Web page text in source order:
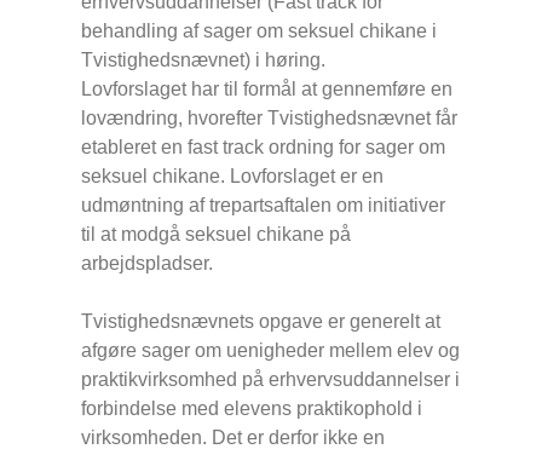
behandling af sager om seksuel chikane i
Tvistighedsnævnet) i høring.
Lovforslaget har til formål at gennemføre en
lovændring, hvorefter Tvistighedsnævnet får
etableret en fast track ordning for sager om
seksuel chikane. Lovforslaget er en
udmøntning af trepartsaftalen om initiativer
til at modgå seksuel chikane på
arbejdspladser.
Tvistighedsnævnets opgave er generelt at
afgøre sager om uenigheder mellem elev og
praktikvirksomhed på erhvervsuddannelser i
forbindelse med elevens praktikophold i
virksomheden. Det er derfor ikke en